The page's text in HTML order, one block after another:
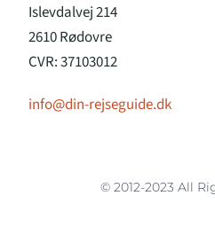
Islevdalvej 214
2610 Rødovre
CVR: 37103012
info@din-rejseguide.dk
© 2012-2023 All